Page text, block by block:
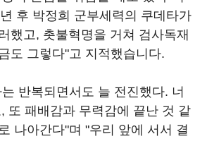
후 박정희 군부세력의 쿠데타가
했고, 촛불혁명을 거쳐 검사독재
도 그렇다"고 지적했습니다.
반복되면서도 늘 전진했다. 너
또 패배감과 무력감에 끝난 것 같
나아간다"며 "우리 앞에 서서 결